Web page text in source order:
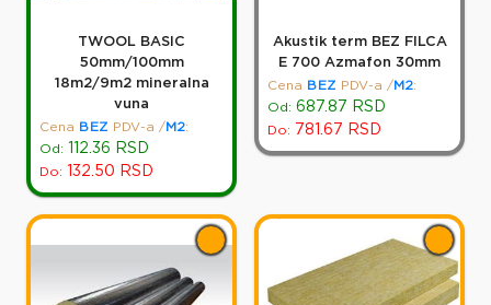
TWOOL BASIC
50mm/100mm
18m2/9m2 mineralna
vuna
Cena
BEZ PDV-a / M2:
Od:
112.36 RSD
Do: 132.50 RSD
Akustik term BEZ FILCA
E 700 Azmafon 30mm
Cena
BEZ PDV-a / M2:
Od: 687.87 RSD
Do: 781.67 RSD